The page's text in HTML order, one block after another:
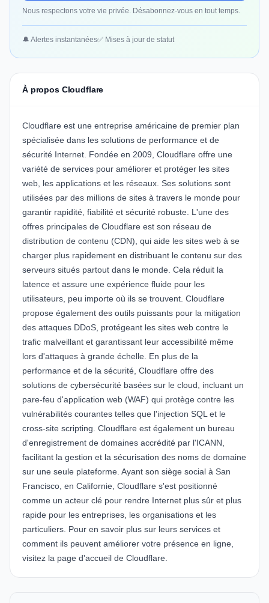
Nous respectons votre vie privée. Désabonnez-vous en tout temps.
🔔 Alertes instantanées✅ Mises à jour de statut
À propos Cloudflare
Cloudflare est une entreprise américaine de premier plan
spécialisée dans les solutions de performance et de
sécurité Internet. Fondée en 2009, Cloudflare offre une
variété de services pour améliorer et protéger les sites
web, les applications et les réseaux. Ses solutions sont
utilisées par des millions de sites à travers le monde pour
garantir rapidité, fiabilité et sécurité robuste. L'une des
offres principales de Cloudflare est son réseau de
distribution de contenu (CDN), qui aide les sites web à se
charger plus rapidement en distribuant le contenu sur des
serveurs situés partout dans le monde. Cela réduit la
latence et assure une expérience fluide pour les
utilisateurs, peu importe où ils se trouvent. Cloudflare
propose également des outils puissants pour la mitigation
des attaques DDoS, protégeant les sites web contre le
trafic malveillant et garantissant leur accessibilité même
lors d'attaques à grande échelle. En plus de la
performance et de la sécurité, Cloudflare offre des
solutions de cybersécurité basées sur le cloud, incluant un
pare-feu d'application web (WAF) qui protège contre les
vulnérabilités courantes telles que l'injection SQL et le
cross-site scripting. Cloudflare est également un bureau
d'enregistrement de domaines accrédité par l'ICANN,
facilitant la gestion et la sécurisation des noms de domaine
sur une seule plateforme. Ayant son siège social à San
Francisco, en Californie, Cloudflare s'est positionné
comme un acteur clé pour rendre Internet plus sûr et plus
rapide pour les entreprises, les organisations et les
particuliers. Pour en savoir plus sur leurs services et
comment ils peuvent améliorer votre présence en ligne,
visitez la page d'accueil de Cloudflare.